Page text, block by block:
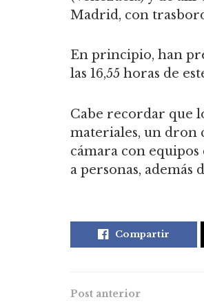
Madrid, con
En principio, han
las 16,55 horas de
Cabe recordar que
materiales, un dron
cámara con
a personas, además
Compartir
Post anterior